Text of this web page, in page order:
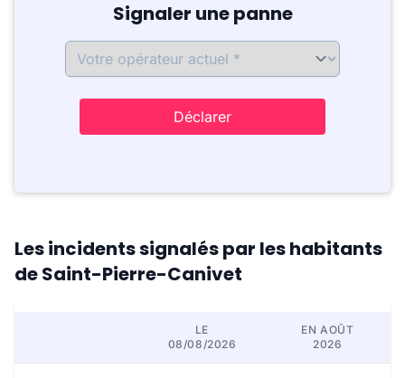
Signaler une panne
Déclarer
Les incidents signalés par les habitants
de Saint-Pierre-Canivet
LE
08/08/2026
EN AOÛT
2026